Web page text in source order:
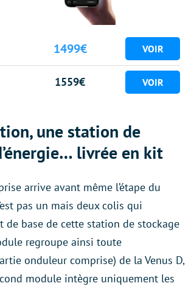
1499€
1559€
une station de
livrée en kit
arrive avant même l’étape du
pas un mais deux colis qui
de base de cette station de stockage
regroupe ainsi toute
onduleur comprise) de la Venus D,
module intègre uniquement les